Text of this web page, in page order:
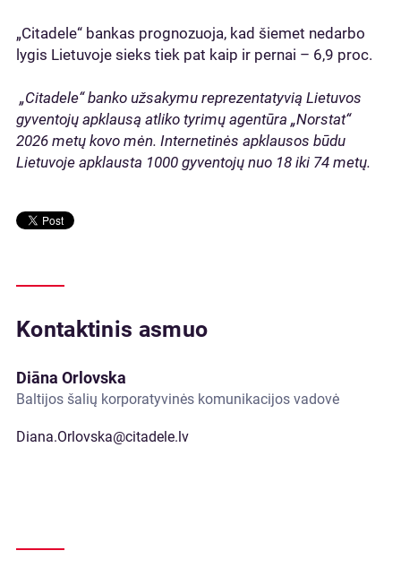
„Citadele“ bankas prognozuoja, kad šiemet nedarbo
lygis Lietuvoje sieks tiek pat kaip ir pernai – 6,9 proc.
„Citadele“ banko užsakymu reprezentatyvią Lietuvos
gyventojų apklausą atliko tyrimų agentūra „Norstat“
2026 metų kovo mėn. Internetinės apklausos būdu
Lietuvoje apklausta 1000 gyventojų nuo 18 iki 74 metų.
Kontaktinis asmuo
Diāna Orlovska
Baltijos šalių korporatyvinės komunikacijos vadovė
Diana.Orlovska@citadele.lv